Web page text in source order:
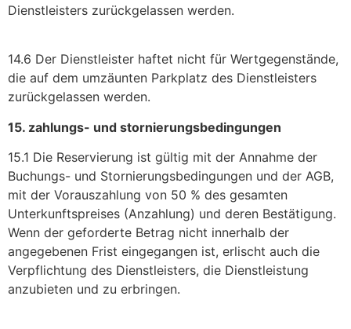
Dienstleisters zurückgelassen werden.
14.6 Der Dienstleister haftet nicht für Wertgegenstände,
die auf dem umzäunten Parkplatz des Dienstleisters
zurückgelassen werden.
15. zahlungs- und stornierungsbedingungen
15.1 Die Reservierung ist gültig mit der Annahme der
Buchungs- und Stornierungsbedingungen und der AGB,
mit der Vorauszahlung von 50 % des gesamten
Unterkunftspreises (Anzahlung) und deren Bestätigung.
Wenn der geforderte Betrag nicht innerhalb der
angegebenen Frist eingegangen ist, erlischt auch die
Verpflichtung des Dienstleisters, die Dienstleistung
anzubieten und zu erbringen.